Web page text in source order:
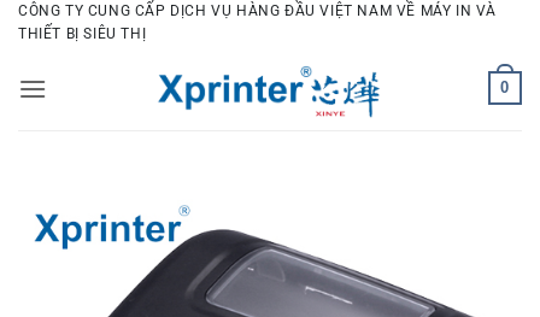
Bỏ
qua
dung
CÔNG TY CUNG CẤP DỊCH VỤ HÀNG ĐẦU VIỆT NAM VỀ MÁY IN VÀ
THIẾT BỊ SIÊU THỊ
0